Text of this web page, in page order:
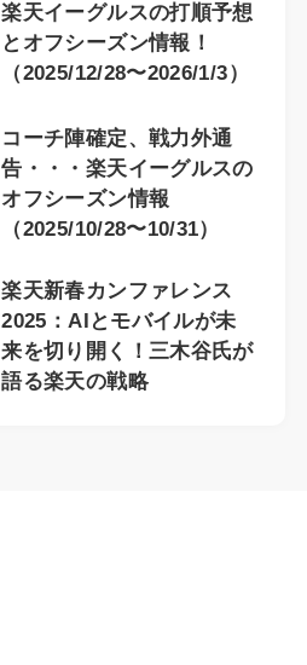
楽天イーグルスの打順予想
とオフシーズン情報！
（2025/12/28〜2026/1/3）
コーチ陣確定、戦力外通
告・・・楽天イーグルスの
オフシーズン情報
（2025/10/28〜10/31）
楽天新春カンファレンス
2025：AIとモバイルが未
来を切り開く！三木谷氏が
語る楽天の戦略